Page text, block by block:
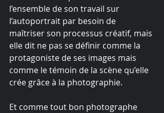
l’ensemble de son travail sur
l’autoportrait par besoin de
maîtriser son processus créatif, mais
elle dit ne pas se définir comme la
protagoniste de ses images mais
comme le témoin de la scène qu’elle
crée grâce à la photographie.
Et comme tout bon photographe